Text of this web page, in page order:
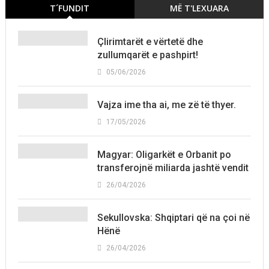
T´FUNDIT MË T'LEXUARA
Çlirimtarët e vërtetë dhe
zullumqarët e pashpirt!
05/06/2026
Vajza ime tha ai, me zë të thyer.
17/05/2026
Magyar: Oligarkët e Orbanit po
transferojnë miliarda jashtë vendit
26/04/2026
Sekullovska: Shqiptari që na çoi në
Hënë
26/04/2026